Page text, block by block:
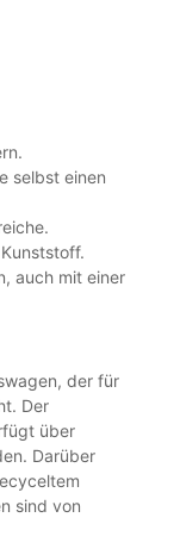
selbst einen
auch mit einer
der für
Der
über
Darüber
sind von